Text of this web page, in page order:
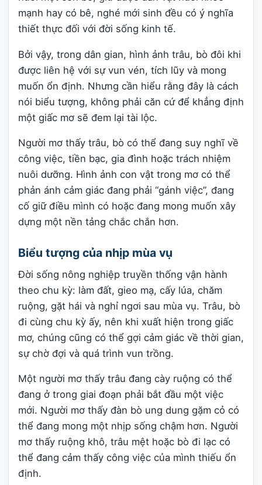
mạnh hay có bê, nghé mới sinh đều có ý nghĩa
thiết thực đối với đời sống kinh tế.
Bởi vậy, trong dân gian, hình ảnh trâu, bò đôi khi
được liên hệ với sự vun vén, tích lũy và mong
muốn ổn định. Nhưng cần hiểu rằng đây là cách
nói biểu tượng, không phải căn cứ để khẳng định
một giấc mơ sẽ đem lại tài lộc.
Người mơ thấy trâu, bò có thể đang suy nghĩ về
công việc, tiền bạc, gia đình hoặc trách nhiệm
nuôi dưỡng. Hình ảnh con vật trong mơ có thể
phản ánh cảm giác đang phải “gánh việc”, đang
cố giữ điều mình có hoặc đang mong muốn xây
dựng một nền tảng chắc chắn hơn.
Biểu tượng của nhịp mùa vụ
Đời sống nông nghiệp truyền thống vận hành
theo chu kỳ: làm đất, gieo mạ, cấy lúa, chăm
ruộng, gặt hái và nghỉ ngơi sau mùa vụ. Trâu, bò
đi cùng chu kỳ ấy, nên khi xuất hiện trong giấc
mơ, chúng cũng có thể gợi cảm giác về thời gian,
sự chờ đợi và quá trình vun trồng.
Một người mơ thấy trâu đang cày ruộng có thể
đang ở trong giai đoạn phải bắt đầu một việc
mới. Người mơ thấy đàn bò ung dung gặm cỏ có
thể đang mong một nhịp sống chậm hơn. Người
mơ thấy ruộng khô, trâu mệt hoặc bò đi lạc có
thể đang cảm thấy công việc của mình thiếu ổn
định.